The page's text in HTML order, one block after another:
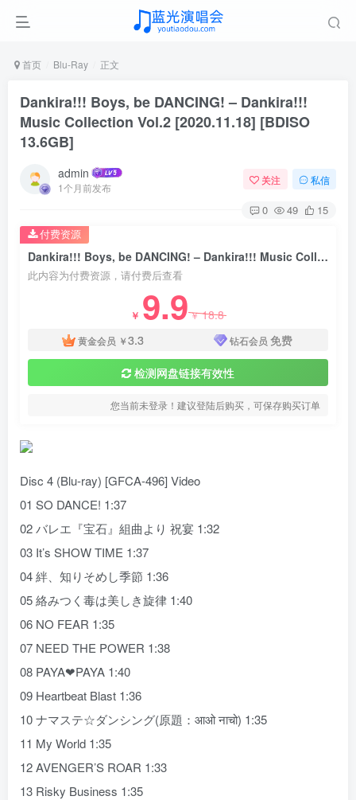
首页 Blu-Ray 正文
Dankira!!! Boys, be DANCING! – Dankira!!!
Music Collection Vol.2 [2020.11.18] [BDISO
13.6GB]
admin
1个月前发布
关注 私信
0 49 15
Dankira!!! Boys, be DANCING! – Dankira!!! Music Collection Vol.2 [2020.11.18] [BDISO 13.6GB]
此内容为付费资源，请付费后查看
￥ 9.9￥18.8
黄金会员 ￥3.3 钻石会员 免费
检测网盘链接有效性
您当前未登录！建议登陆后购买，可保存购买订单
付费资源
Disc 4 (Blu-ray) [GFCA-496] Video
01 SO DANCE! 1:37
02 バレエ『宝石』組曲より 祝宴 1:32
03 It’s SHOW TIME 1:37
04 絆、知りそめし季節 1:36
05 絡みつく毒は美しき旋律 1:40
06 NO FEAR 1:35
07 NEED THE POWER 1:38
08 PAYA❤PAYA 1:40
09 Heartbeat Blast 1:36
10 ナマステ☆ダンシング(原題：आओ नाचो) 1:35
11 My World 1:35
12 AVENGER’S ROAR 1:33
13 Risky Business 1:35